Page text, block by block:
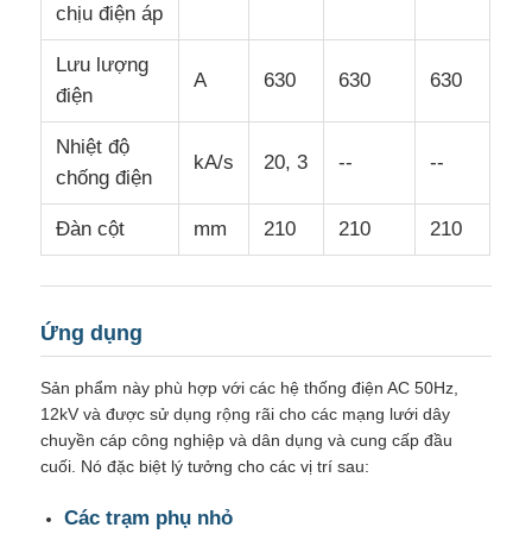
chịu điện áp
Lưu lượng
điện
A 630 630 630
Nhiệt độ
chống điện
kA/s 20, 3 -- --
Đàn cột mm 210 210 210
Ứng dụng
Sản phẩm này phù hợp với các hệ thống điện AC 50Hz,
12kV và được sử dụng rộng rãi cho các mạng lưới dây
chuyền cáp công nghiệp và dân dụng và cung cấp đầu
cuối. Nó đặc biệt lý tưởng cho các vị trí sau:
Các trạm phụ nhỏ